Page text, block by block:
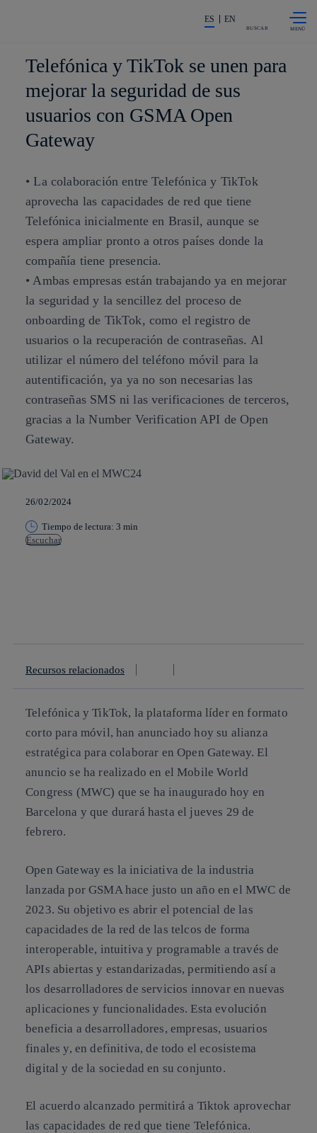
La acción en accionistas e
ES EN
BUSCAR
Telefónica y TikTok se unen para
mejorar la seguridad de sus
usuarios con GSMA Open
Gateway
• La colaboración entre Telefónica y TikTok
aprovecha las capacidades de red que tiene
Telefónica inicialmente en Brasil, aunque se
espera ampliar pronto a otros países donde la
compañía tiene presencia.
• Ambas empresas están trabajando ya en mejorar
la seguridad y la sencillez del proceso de
onboarding de TikTok, como el registro de
usuarios o la recuperación de contraseñas. Al
utilizar el número del teléfono móvil para la
autentificación, ya ya no son necesarias las
contraseñas SMS ni las verificaciones de terceros,
gracias a la Number Verification API de Open
Gateway.
26/02/2024
Tiempo de lectura: 3 min
Escuchar
Recursos relacionados
Telefónica y TikTok, la plataforma líder en formato
corto para móvil, han anunciado hoy su alianza
estratégica para colaborar en Open Gateway. El
anuncio se ha realizado en el Mobile World
Congress (MWC) que se ha inaugurado hoy en
Barcelona y que durará hasta el jueves 29 de
febrero.
Open Gateway es la iniciativa de la industria
lanzada por GSMA hace justo un año en el MWC de
2023. Su objetivo es abrir el potencial de las
capacidades de la red de las telcos de forma
interoperable, intuitiva y programable a través de
APIs abiertas y estandarizadas, permitiendo así a
los desarrolladores de servicios innovar en nuevas
aplicaciones y funcionalidades. Esta evolución
beneficia a desarrolladores, empresas, usuarios
finales y, en definitiva, de todo el ecosistema
digital y de la sociedad en su conjunto.
El acuerdo alcanzado permitirá a Tiktok aprovechar
las capacidades de red que tiene Telefónica.